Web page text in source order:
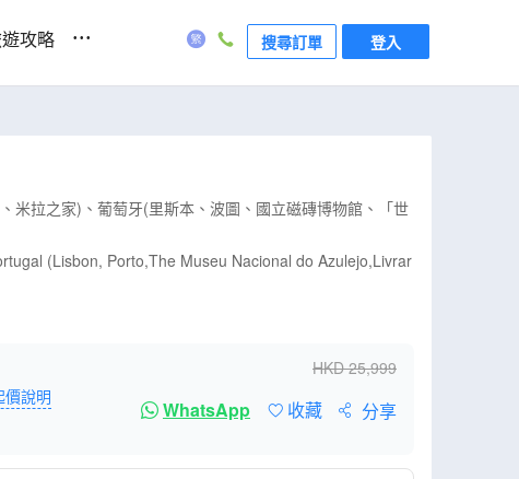
攻略 ... 搜尋訂單 登入
米拉之家)、葡萄牙(里斯本、波圖、國立磁磚博物館、「世
(Lisbon, Porto,The Museu Nacional do Azulejo,Livrar
HKD25,999
價說明
WhatsApp 收藏 分享